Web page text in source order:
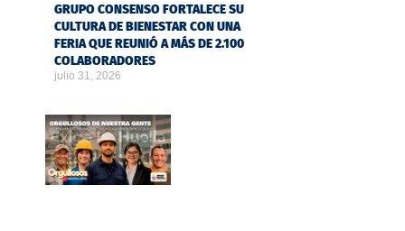
GRUPO CONSENSO FORTALECE SU
CULTURA DE BIENESTAR CON UNA
FERIA QUE REUNIÓ A MÁS DE 2.100
COLABORADORES
julio 31, 2026